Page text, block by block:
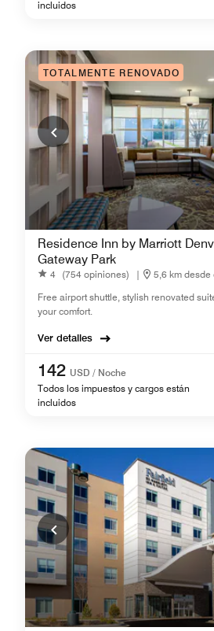
incluidos
TOTALMENTE RENOVADO
Residence Inn by Marriott
Gateway Park
4 (754 opiniones) |
5,6 km desde
Free airport shuttle, stylish renovated
your comfort.
Ver detalles
142 USD / Noche
Todos los impuestos y cargos están
incluidos